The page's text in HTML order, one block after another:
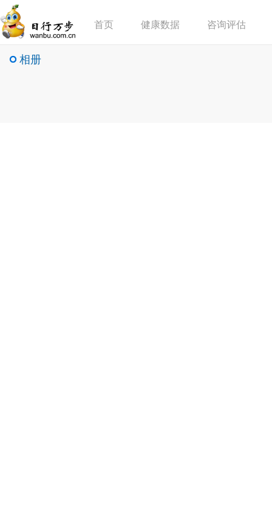
首页 健康数据 咨询评估
相册